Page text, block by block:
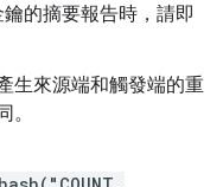
的摘要報告時，請即
生來源端和觸發端的重
。